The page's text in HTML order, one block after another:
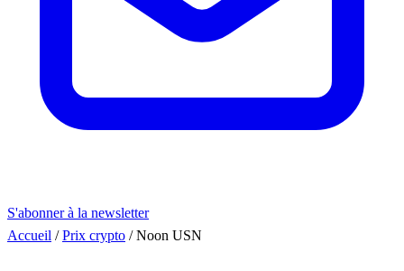
S'abonner à la newsletter
Accueil / Prix crypto / Noon USN